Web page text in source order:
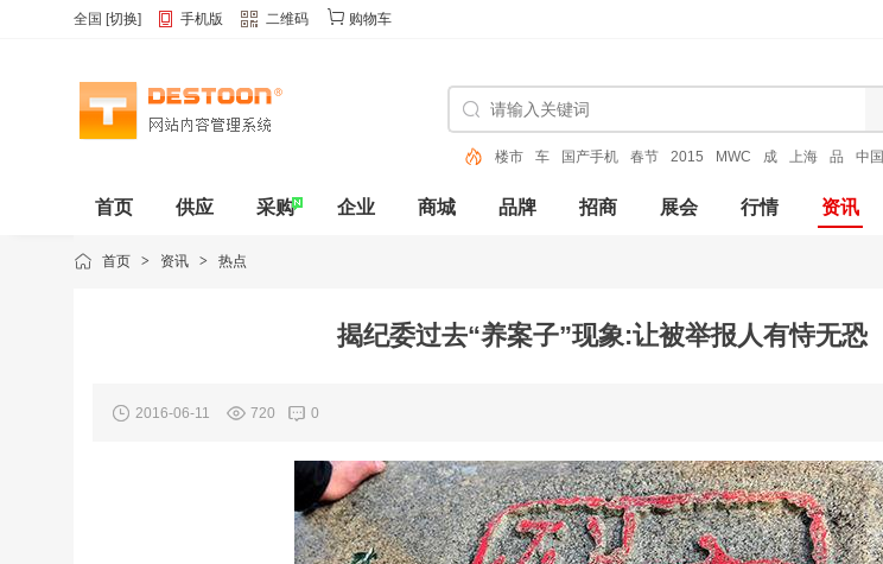
全国 [切换] 手机版 二维码 购物车
楼市 车 国产手机 春节 2015 MWC 成 上海 品 中国
首页 供应 采购 企业 商城 品牌 招商 展会 行情 资讯
动态
首页 > 资讯 > 热点
揭纪委过去“养案子”现象:让被举报人有恃无恐
2016-06-11 720 0